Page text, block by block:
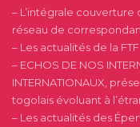
– L’intégrale
réseau de
– Les actualités de la
– ECHOS DE NOS
INTERNATIONAUX,
togolais évoluant à
– Les actualités des